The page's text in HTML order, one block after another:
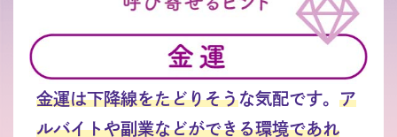
金運は下降線をたどりそうな気配です。 ア
ルバイトや副業などができる環境であれ